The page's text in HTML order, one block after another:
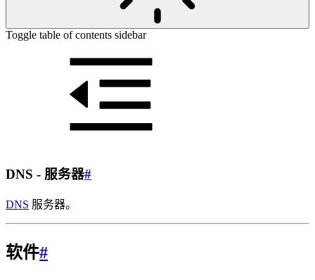
Toggle table of contents sidebar
DNS - 服务器#
DNS 服务器。
软件#